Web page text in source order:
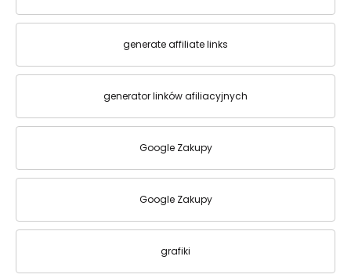
generate affiliate links
generator linków afiliacyjnych
Google Zakupy
Google Zakupy
grafiki